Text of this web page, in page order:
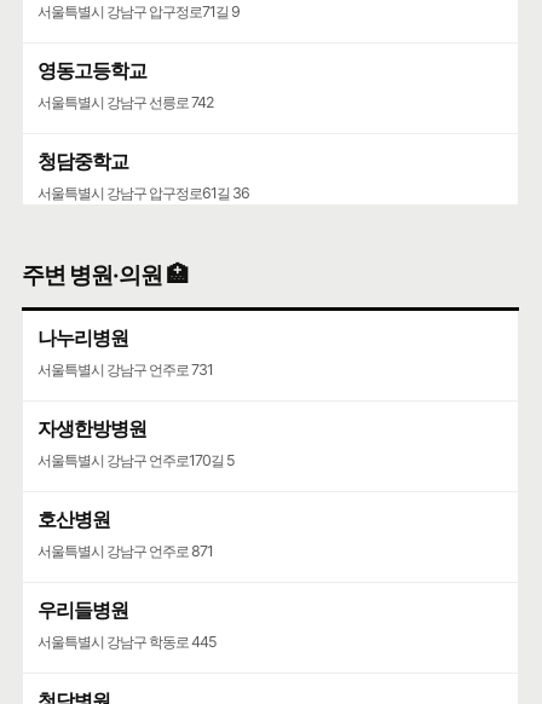
서울특별시 강남구 압구정로71길 9
영동고등학교
서울특별시 강남구 선릉로 742
청담중학교
서울특별시 강남구 압구정로61길 36
주변 병원·의원 🏥
나누리병원
서울특별시 강남구 언주로 731
자생한방병원
서울특별시 강남구 언주로170길 5
호산병원
서울특별시 강남구 언주로 871
우리들병원
서울특별시 강남구 학동로 445